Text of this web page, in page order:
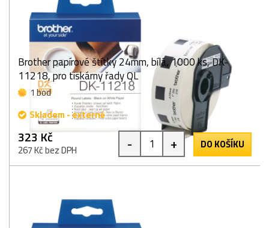
Brother papírové štítky 24mm, bílá, 1000 ks, DK-
11218, pro tiskárny řady QL
1 bod
Skladem - externě
323 Kč
267 Kč bez DPH - + DO KOŠÍKU